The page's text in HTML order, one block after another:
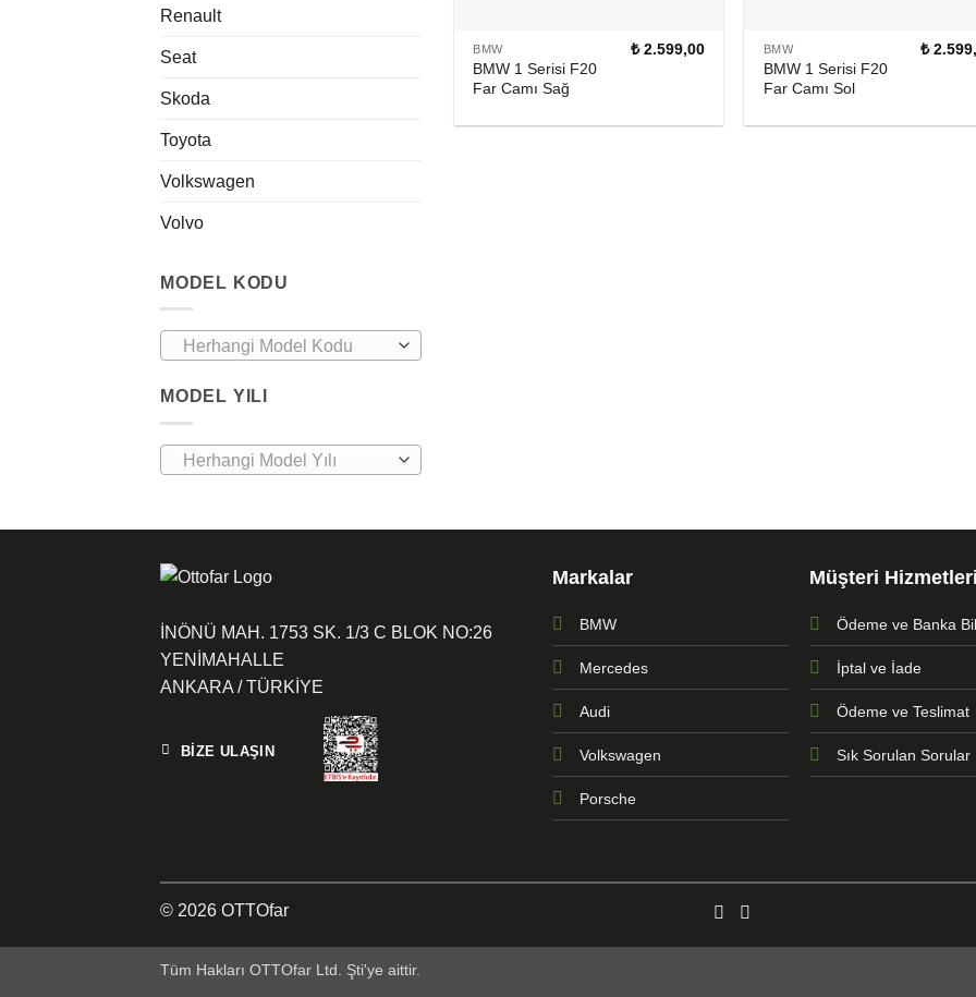
Renault
Seat
Skoda
Toyota
Volkswagen
Volvo
MODEL KODU
Herhangi Model Kodu
MODEL YILI
Herhangi Model Yılı
BMW
BMW 1 Serisi F20
Far Camı Sağ
₺2.599,00 BMW
BMW 1 Serisi F20
Far Camı Sol
₺
İNÖNÜ MAH. 1753 SK. 1/3 C BLOK NO:26
YENİMAHALLE
ANKARA / TÜRKİYE
BİZE ULAŞIN
Markalar
BMW
Mercedes
Audi
Volkswagen
Porsche
Müşteri
Ödeme ve Banka
İptal ve İade
Ödeme ve Teslimat
Sık Sorulan Sorular
© 2026 OTTOfar
Tüm Hakları OTTOfar Ltd. Şti'ye aittir.